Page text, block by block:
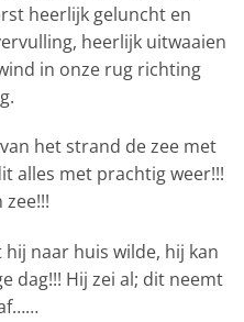
heerlijk geluncht en
heerlijk uitwaaien
in onze rug richting
het strand de zee met
alles met prachtig weer!!!
hij naar huis wilde, hij kan
dag!!! Hij zei al; dit neemt